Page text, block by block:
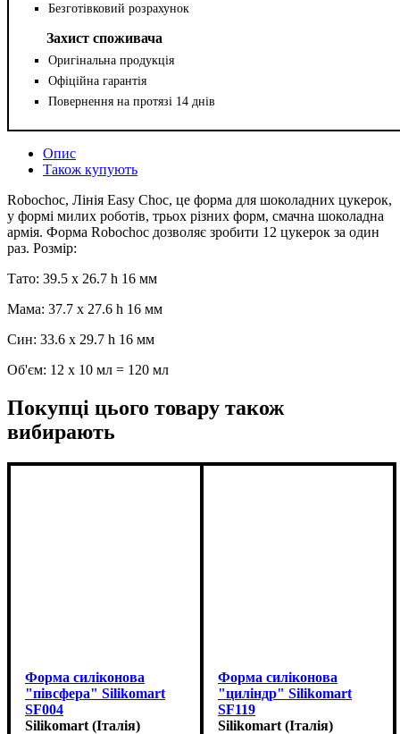
Безготівковий розрахунок
Захист споживача
Оригінальна продукція
Офіційна гарантія
Повернення на протязі 14 днів
Опис
Також купують
Robochoc, Лінія Easy Choc, це форма для шоколадних цукерок,
у формі милих роботів, трьох різних форм, смачна шоколадна
армія. Форма Robochoc дозволяє зробити 12 цукерок за один
раз. Розмір:
Тато: 39.5 x 26.7 h 16 мм
Maмa: 37.7 x 27.6 h 16 мм
Син: 33.6 x 29.7 h 16 мм
Об'єм: 12 x 10 мл = 120 мл
Покупці цього товару також
вибирають
Форма силіконова
"півсфера" Silikomart
SF004
(d50мм,h25мм,30мл)
Silikomart (Італія)
Форма силіконова
"циліндр" Silikomart
SF119
(d63мм,h40мм,123мл)
Silikomart (Італія)